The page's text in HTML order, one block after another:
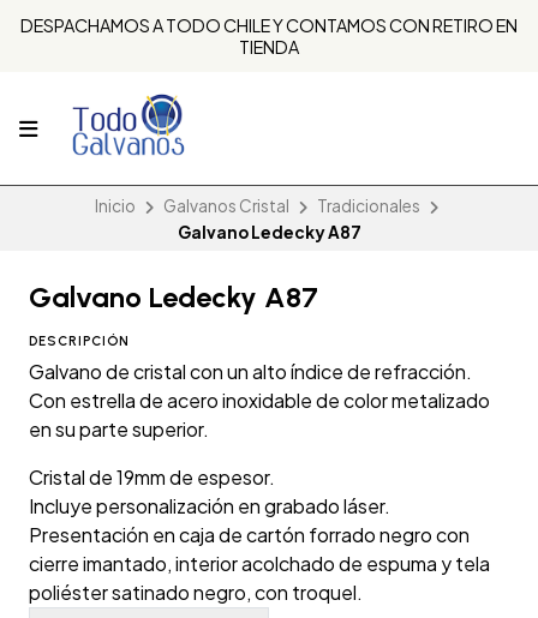
DESPACHAMOS A TODO CHILE Y CONTAMOS CON RETIRO EN
TIENDA
Inicio Galvanos Cristal
Tradicionales
Galvano Ledecky A87
Galvano Ledecky A87
DESCRIPCIÓN
Galvano de cristal con un alto índice de refracción.
Con estrella de acero inoxidable de color metalizado
en su parte superior.
Cristal de 19mm de espesor.
Incluye personalización en grabado láser.
Presentación en caja de cartón forrado negro con
cierre imantado, interior acolchado de espuma y tela
poliéster satinado negro, con troquel.